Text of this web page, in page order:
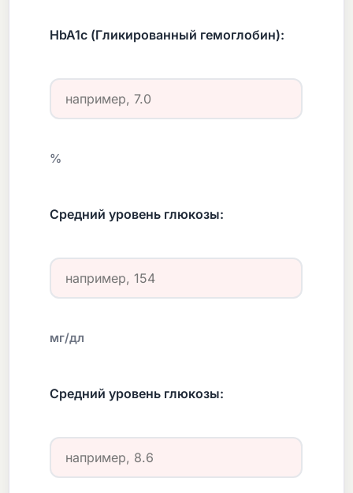
HbA1c (Гликированный гемоглобин):
%
Средний уровень глюкозы:
мг/дл
Средний уровень глюкозы: